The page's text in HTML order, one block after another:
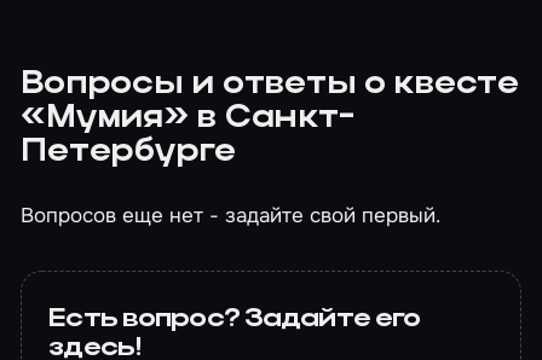
Вопросы и ответы о квесте
«Мумия» в Санкт-
Петербурге
Вопросов еще нет - задайте свой первый.
Есть вопрос? Задайте его
здесь!